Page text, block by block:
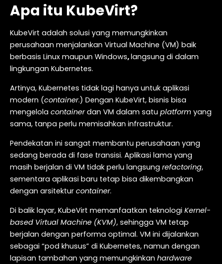
Apa itu KubeVirt?
KubeVirt adalah solusi yang memungkinkan
perusahaan menjalankan Virtual Machine (VM) baik
berbasis Linux maupun Windows,langsung di dalam
lingkungan Kubernetes.
Artinya, Kubernetes tidak lagi hanya untuk aplikasi
modern (container.) Dengan KubeVirt, bisnis bisa
mengelola containerdan VM dalam satu platform yang
sama, tanpa perlu memisahkan infrastruktur.
Pendekatan ini sangat membantu perusahaan yang
sedang berada di fase transisi. Aplikasi lama yang
masih berjalan di VM tidak perlu langsung refactoring,
sementara aplikasi baru tetap bisa dikembangkan
dengan arsitektur container.
Di balik layar, KubeVirt memanfaatkan teknologi Kernel-
based Virtual Machine (KVM), sehingga VM tetap
berjalan dengan performa optimal. VM ini dijalankan
sebagai “pod khusus” di Kubernetes, namun dengan
lapisan tambahan yang memungkinkan hardware